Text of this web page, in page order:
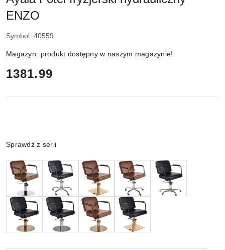
ENZO
Symbol: 40559
Magazyn: produkt dostępny w naszym magazynie!
cena:
1381.99
Wariant
Sprawdź z serii